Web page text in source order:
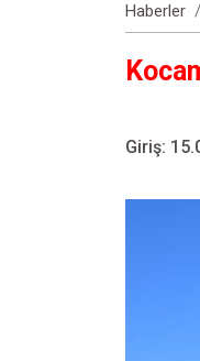
Haberler
Giriş: